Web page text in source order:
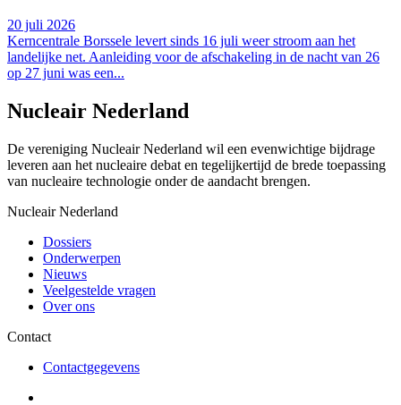
20 juli 2026
Kerncentrale Borssele levert sinds 16 juli weer stroom aan het
landelijke net. Aanleiding voor de afschakeling in de nacht van 26
op 27 juni was een...
Nucleair Nederland
De vereniging Nucleair Nederland wil een evenwichtige bijdrage
leveren aan het nucleaire debat en tegelijkertijd de brede toepassing
van nucleaire technologie onder de aandacht brengen.
Nucleair Nederland
Dossiers
Onderwerpen
Nieuws
Veelgestelde vragen
Over ons
Contact
Contactgegevens